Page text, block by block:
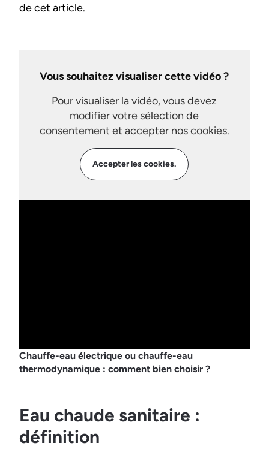
de cet article.
Vous souhaitez visualiser cette vidéo ?
Pour visualiser la vidéo, vous devez
modifier votre sélection de
consentement et accepter nos cookies.
Accepter les cookies.
Chauffe-eau électrique ou chauffe-eau
thermodynamique : comment bien choisir ?
Eau chaude sanitaire :
définition